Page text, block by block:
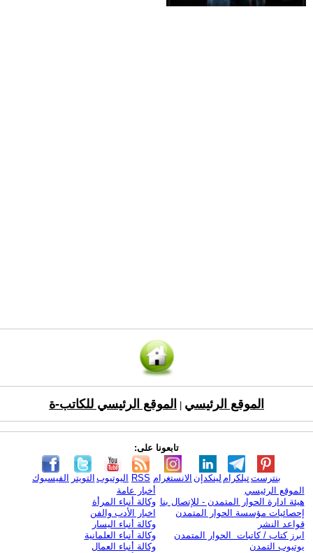
الموقع الرئيسي الموقع الرئيسي للكاتب-ة
تابعونا على:
الفيسبوك التويتر اليوتيوب RSS الانستغرام لينكدإن تيلكرامبنترست
الموقع الرئيسي
هيئة ادارة الحوار المتمدن - للإتصال بنا
إحصائيات مؤسسة الحوار المتمدن
قواعد النشر
ابرز كتاب / كاتبات الحوار المتمدن
يوتيوب التمدن
أخبار عامة
وكالة أنباء المرأة
اخبار الأدب والفن
وكالة أنباء اليسار
وكالة أنباء العلمانية
وكالة أنباء العمال